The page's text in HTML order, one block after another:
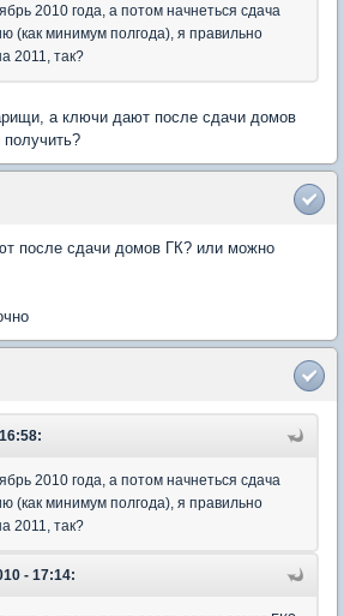
2010 года, а потом начнеться сдача
(как минимум полгода), я правильно
2011, так?
а ключи дают после сдачи домов
после сдачи домов ГК? или можно
2010 года, а потом начнеться сдача
(как минимум полгода), я правильно
2011, так?
- 17:14: